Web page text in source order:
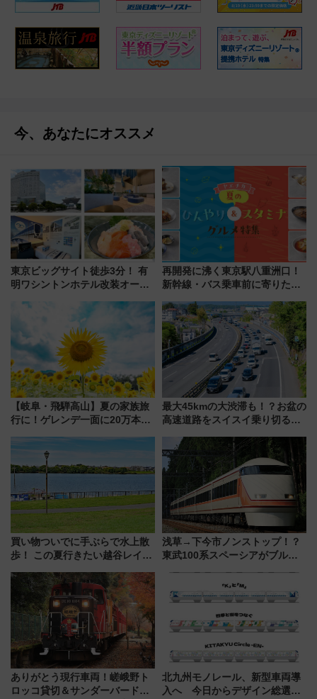
今、あなたにオススメ
東京ビッグサイト徒歩3分！ 有
明ワシントンホテル改装オープ
客室」や海鮮丼が人気の朝食ビ
ュッフェを現地レポ
再開発に沸く東京駅八重洲口！
新幹線・バス乗車前に寄りたい
やり＆スタミナグルメ」6選【新
店舗も！】
【岐阜・飛騨高山】夏の家族旅
行に！ゲレンデ一面に20万本の
アひまわり園」開園
最大45kmの大渋滞も！？お盆の
高速道路をスイスイ乗り切る快
買い物ついでに手ぶらで水上散
歩！ この夏行きたい越谷レイク
ア「LAKESIDE PARK」（埼玉
県越谷市）
浅草→下今市ノンストップ！？
東武100系スペーシアがブルー
ー当時の停車駅」を再現 運転
時刻や特急券の買い方を紹介
ありがとう現行車両！嵯峨野ト
ロッコ貸切＆サンダーバードレ
北九州モノレール、新型車両導
入へ 今日からデザイン総選挙